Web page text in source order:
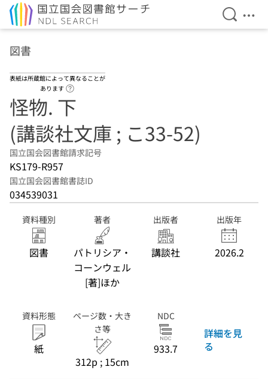
検索を
メ
図書
表紙は所蔵館によって異なることが
あります
怪物. 下
(講談社文庫 ; こ33-52)
国立国会図書館請求記号
KS179-R957
国立国会図書館書誌ID
034539031
資料種別
図書
著者
パトリシア・
コーンウェル
[著]ほか
出版者
講談社
出版年
2026.2
資料形態
紙
ページ数・大き
さ等
312p ; 15cm
NDC
933.7
詳細を見
る